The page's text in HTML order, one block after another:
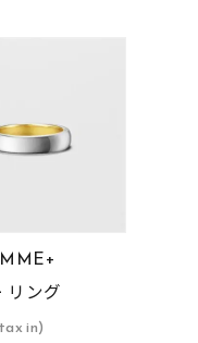
リング
in)